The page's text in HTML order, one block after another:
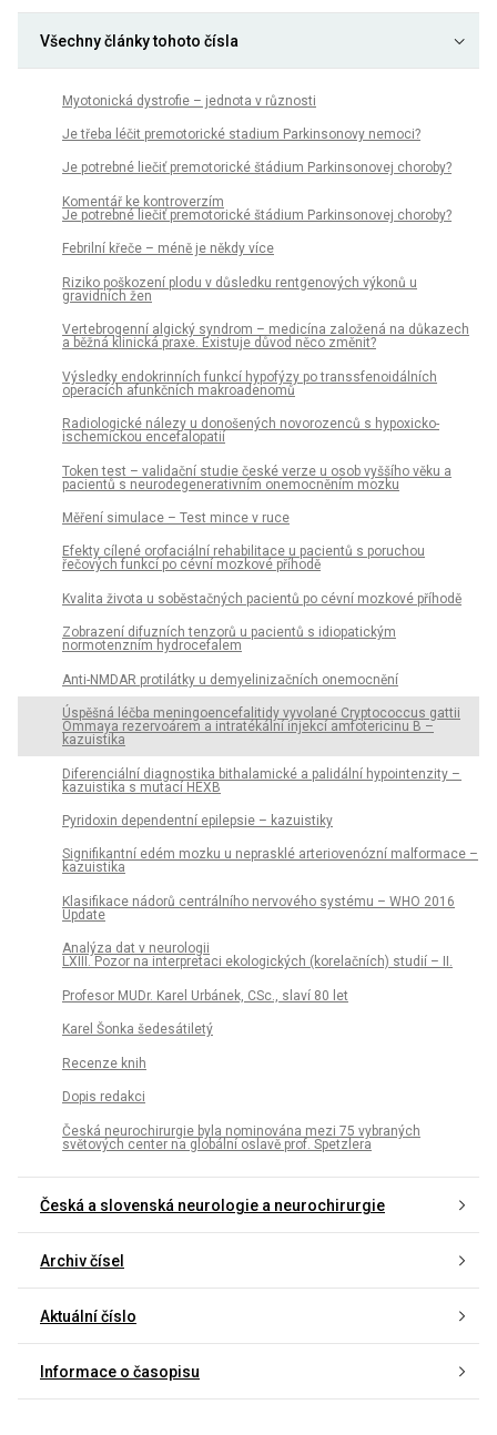
Všechny články tohoto čísla
Myotonická dystrofie – jednota v různosti
Je třeba léčit premotorické stadium Parkinsonovy nemoci?
Je potrebné liečiť premotorické štádium Parkinsonovej choroby?
Komentář ke kontroverzím
Je potrebné liečiť premotorické štádium Parkinsonovej choroby?
Febrilní křeče – méně je někdy více
Riziko poškození plodu v důsledku rentgenových výkonů u
gravidních žen
Vertebrogenní algický syndrom – medicína založená na důkazech
a běžná klinická praxe. Existuje důvod něco změnit?
Výsledky endokrinních funkcí hypofýzy po transsfenoidálních
operacích afunkčních makroadenomů
Radiologické nálezy u donošených novorozenců s hypoxicko-
ischemickou encefalopatií
Token test – validační studie české verze u osob vyššího věku a
pacientů s neurodegenerativním onemocněním mozku
Měření simulace – Test mince v ruce
Efekty cílené orofaciální rehabilitace u pacientů s poruchou
řečových funkcí po cévní mozkové příhodě
Kvalita života u soběstačných pacientů po cévní mozkové příhodě
Zobrazení difuzních tenzorů u pacientů s idiopatickým
normotenzním hydrocefalem
Anti-NMDAR protilátky u demyelinizačních onemocnění
Úspěšná léčba meningoencefalitidy vyvolané Cryptococcus gattii
Ommaya rezervoárem a intratékální injekcí amfotericinu B –
kazuistika
Diferenciální dia­gnostika bithalamické a palidální hypointenzity –
kazuistika s mutací HEXB
Pyridoxin dependentní epilepsie – kazuistiky
Signifikantní edém mozku u neprasklé arteriovenózní malformace –
kazuistika
Klasifikace nádorů centrálního nervového systému – WHO 2016
Update
Analýza dat v neurologii
LXIII. Pozor na interpretaci ekologických (korelačních) studií – II.
Profesor MUDr. Karel Urbánek, CSc., slaví 80 let
Karel Šonka šedesátiletý
Recenze knih
Dopis redakci
Česká neurochirurgie byla nominována mezi 75 vybraných
světových center na globální oslavě prof. Spetzlera
Česká a slovenská neurologie a neurochirurgie
Archiv čísel
Aktuální číslo
Informace o časopisu